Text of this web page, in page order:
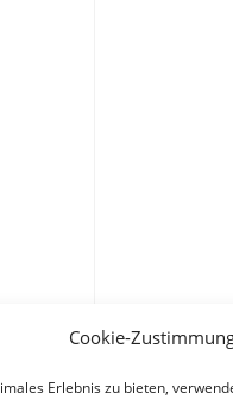
Cookie-
Erlebnis zu bieten,